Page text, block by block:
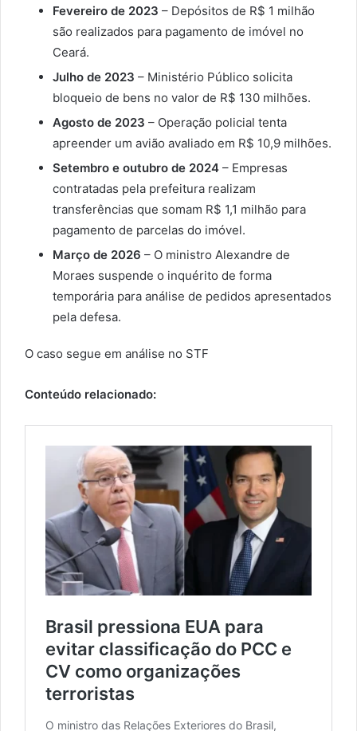
Fevereiro de 2023 – Depósitos de R$ 1 milhão
são realizados para pagamento de imóvel no
Ceará.
Julho de 2023 – Ministério Público solicita
bloqueio de bens no valor de R$ 130 milhões.
Agosto de 2023 – Operação policial tenta
apreender um avião avaliado em R$ 10,9 milhões.
Setembro e outubro de 2024 – Empresas
contratadas pela prefeitura realizam
transferências que somam R$ 1,1 milhão para
pagamento de parcelas do imóvel.
Março de 2026 – O ministro Alexandre de
Moraes suspende o inquérito de forma
temporária para análise de pedidos apresentados
pela defesa.
O caso segue em análise no STF
Conteúdo relacionado: